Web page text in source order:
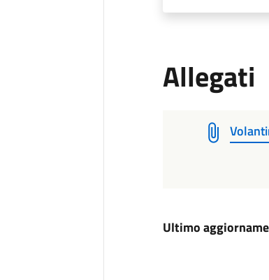
Allegati
Ultimo